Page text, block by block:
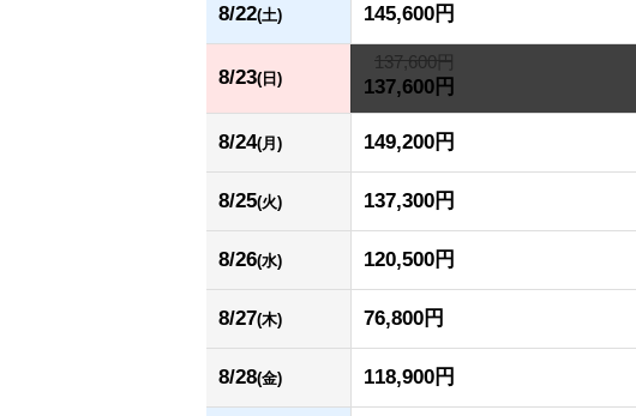
8/22(土) 145,600円
8/23(日)
137,600円
137,600円
8/24(月) 149,200円
8/25(火) 137,300円
8/26(水) 120,500円
8/27(木) 76,800円
8/28(金) 118,900円